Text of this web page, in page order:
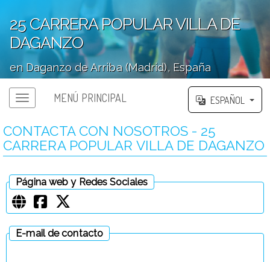
25 CARRERA POPULAR VILLA DE
DAGANZO
en Daganzo de Arriba (Madrid), España
MENÚ PRINCIPAL ESPAÑOL
CONTACTA CON NOSOTROS - 25
CARRERA POPULAR VILLA DE DAGANZO
Página web y Redes Sociales
E-mail de contacto